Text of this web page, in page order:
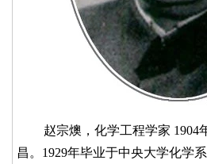
赵宗燠，化学工程学家 1904
昌。1929年毕业于中央大学化学